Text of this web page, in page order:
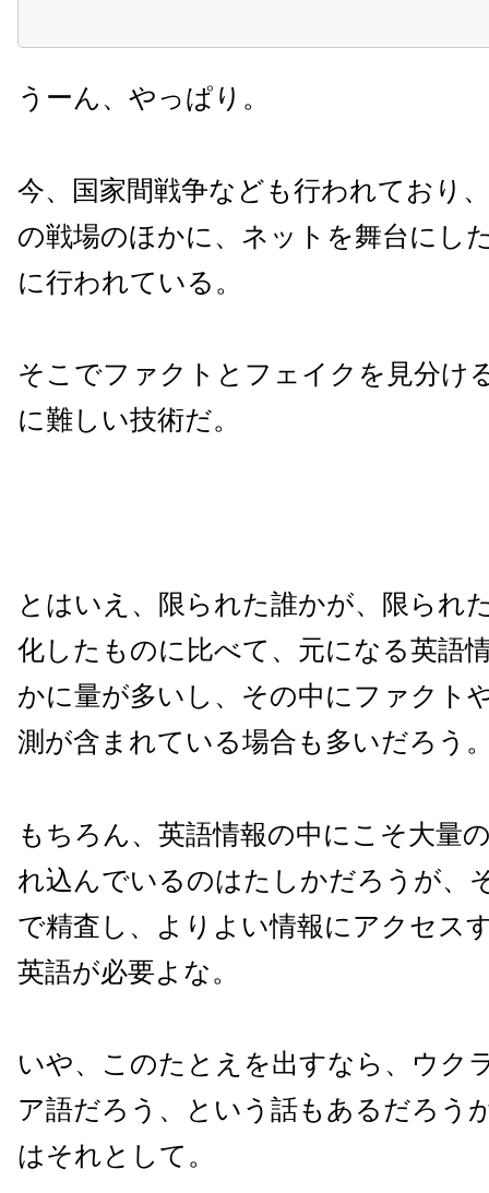
うーん、やっぱり。
今、国家間戦争なども行われており
の戦場のほかに、ネットを舞台にし
に行われている。
そこでファクトとフェイクを見分け
に難しい技術だ。
とはいえ、限られた誰かが、限られ
化したものに比べて、元になる英語
かに量が多いし、その中にファクト
測が含まれている場合も多いだろう
もちろん、英語情報の中にこそ大量
れ込んでいるのはたしかだろうが、
で精査し、よりよい情報にアクセス
英語が必要よな。
いや、このたとえを出すなら、ウク
ア語だろう、という話もあるだろう
はそれとして。